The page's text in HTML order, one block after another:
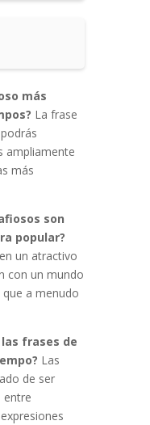
más
La frase
ampliamente
más
son
popular?
un atractivo
con un mundo
a menudo
frases de
Las
de ser
entre